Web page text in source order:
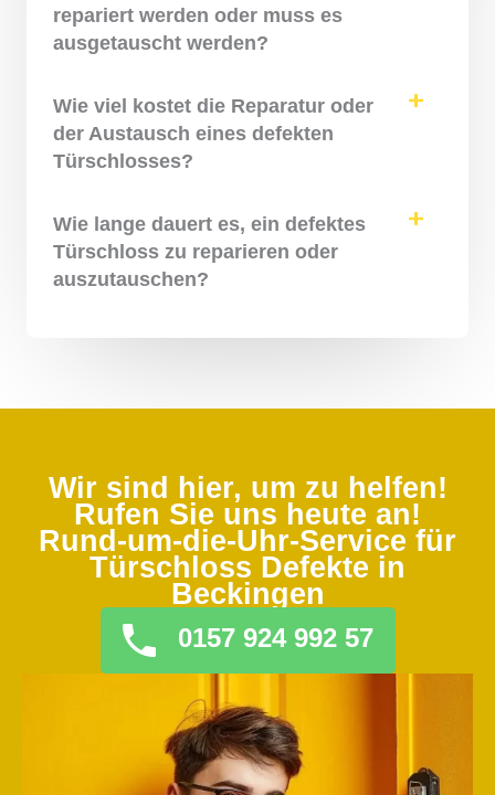
repariert werden oder muss es
ausgetauscht werden?
Wie viel kostet die Reparatur oder
der Austausch eines defekten
Türschlosses?
Wie lange dauert es, ein defektes
Türschloss zu reparieren oder
auszutauschen?
Wir sind hier, um zu helfen!
Rufen Sie uns heute an!
Rund-um-die-Uhr-Service für
Türschloss Defekte in
Beckingen
0157 924 992 57